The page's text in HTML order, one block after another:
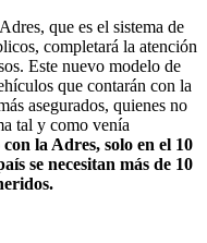
que es el sistema de
completará la atención
Este nuevo modelo de
que contarán con la
asegurados, quienes no
tal y como venía
la Adres, solo en el 10
se necesitan más de 10